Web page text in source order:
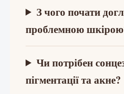
З чого почати
проблемною
Чи потрібен
пігментації та акне?